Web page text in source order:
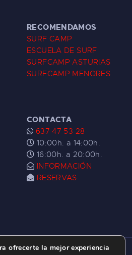
RECOMENDAMOS
SURF CAMP
ESCUELA DE SURF
SURFCAMP ASTURIAS
SURFCAMP MENORES
CONTACTA
637 47 53 28
10:00h. a 14:00h.
16:00h. a 20:00h.
INFORMACIÓN
RESERVAS
ofrecerte la mejor experiencia